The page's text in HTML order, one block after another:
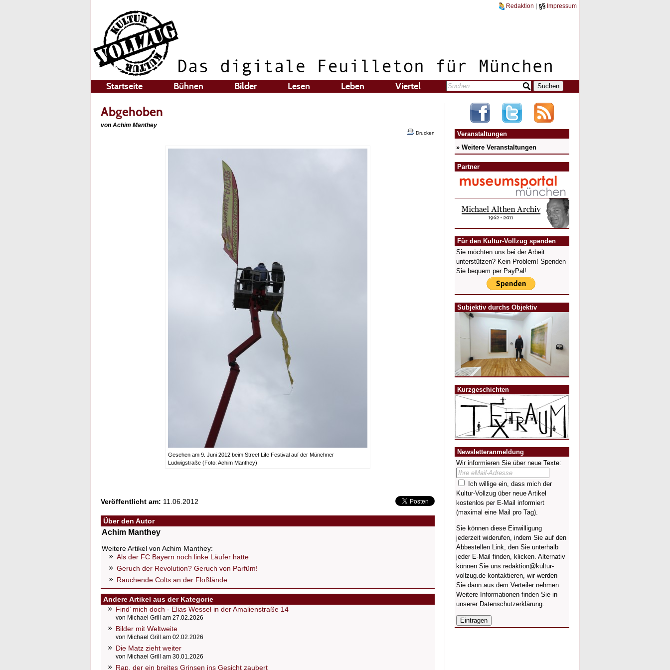
Redaktion Impressum
Startseite Bühnen Bilder Lesen Leben Viertel
Abgehoben
von Achim Manthey
Drucken
Gesehen am 9. Juni 2012 beim Street Life Festival auf der Münchner
Ludwigstraße (Foto: Achim Manthey)
Veröffentlicht am: 11.06.2012
Über den Autor
Achim Manthey
Weitere Artikel von Achim Manthey:
Als der FC Bayern noch linke Läufer hatte
Geruch der Revolution? Geruch von Parfüm!
Rauchende Colts an der Floßlände
Andere Artikel aus der Kategorie
Find’ mich doch - Elias Wessel in der Amalienstraße 14
von Michael Grill am 27.02.2026
Bilder mit Weltweite
von Michael Grill am 02.02.2026
Die Matz zieht weiter
von Michael Grill am 30.01.2026
Rap, der ein breites Grinsen ins Gesicht zaubert
Veranstaltungen
» Weitere Veranstaltungen
Partner
Für den Kultur-Vollzug spenden
Sie möchten uns bei der Arbeit
unterstützen? Kein Problem! Spenden
Sie bequem per PayPal!
Subjektiv durchs Objektiv
Kurzgeschichten
Newsletteranmeldung
Wir informieren Sie über neue Texte:
Ich willige ein, dass mich der
Kultur-Vollzug über neue Artikel
kostenlos per E-Mail informiert
(maximal eine Mail pro Tag).
Sie können diese Einwilligung
jederzeit widerufen, indem Sie auf den
Abbestellen Link, den Sie unterhalb
jeder E-Mail finden, klicken. Alternativ
können Sie uns redaktion@kultur-
vollzug.de kontaktieren, wir werden
Sie dann aus dem Verteiler nehmen.
Weitere Informationen finden Sie in
unserer Datenschutzerklärung.